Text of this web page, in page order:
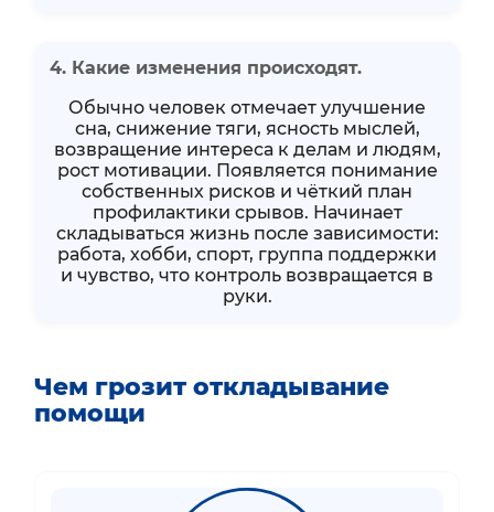
4. Какие изменения происходят.
Обычно человек отмечает улучшение
сна, снижение тяги, ясность мыслей,
возвращение интереса к делам и людям,
рост мотивации. Появляется понимание
собственных рисков и чёткий план
профилактики срывов. Начинает
складываться жизнь после зависимости:
работа, хобби, спорт, группа поддержки
и чувство, что контроль возвращается в
руки.
Чем грозит откладывание
помощи